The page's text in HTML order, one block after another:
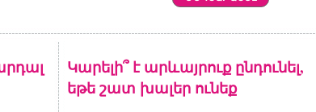
Կարելի՞ է արևայրուք ընդունել,
եթե շատ խալեր ունեք